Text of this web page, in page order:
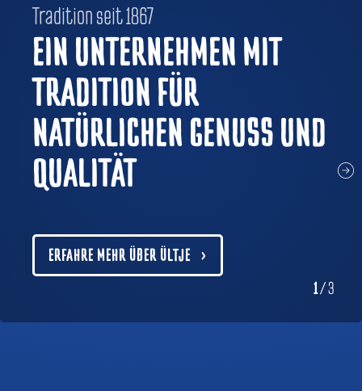
Tradition seit 1867
EIN UNTERNEHMEN MIT
TRADITION FÜR
NATÜRLICHEN GENUSS UND
QUALITÄT
ERFAHRE MEHR ÜBER ÜLTJE
1/3